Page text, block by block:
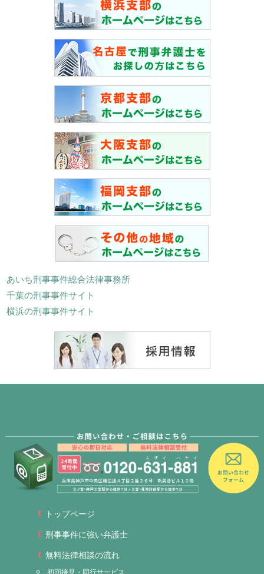
あいち刑事事件総合法律事務所
千葉の刑事事件サイト
横浜の刑事事件サイト
トップページ
刑事事件に強い弁護士
無料法律相談の流れ
初回接見・同行サービス